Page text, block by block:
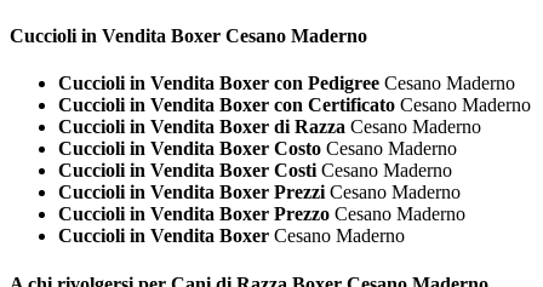
Cuccioli in Vendita Boxer Cesano Maderno
Cuccioli in Vendita Boxer con Pedigree Cesano Maderno
Cuccioli in Vendita Boxer con Certificato Cesano Maderno
Cuccioli in Vendita Boxer di Razza Cesano Maderno
Cuccioli in Vendita Boxer Costo Cesano Maderno
Cuccioli in Vendita Boxer Costi Cesano Maderno
Cuccioli in Vendita Boxer Prezzi Cesano Maderno
Cuccioli in Vendita Boxer Prezzo Cesano Maderno
Cuccioli in Vendita Boxer Cesano Maderno